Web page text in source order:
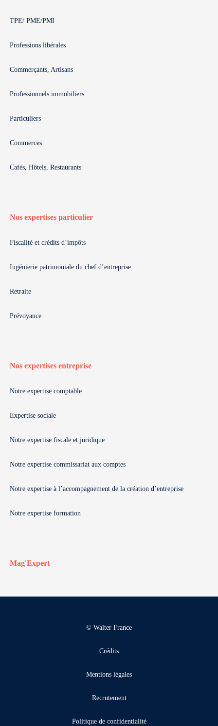
TPE/ PME/PMI
Professions libérales
Commerçants, Artisans
Professionnels immobiliers
Particuliers
Commerces
Cafés, Hôtels, Restaurants
Nos expertises particulier
Fiscalité et crédits d’impôts
Ingénierie patrimoniale du chef d’entreprise
Retraite
Prévoyance
Nos expertises entreprise
Notre expertise comptable
Expertise sociale
Notre expertise fiscale et juridique
Notre expertise commissariat aux comptes
Notre expertise à l’accompagnement de la création d’entreprise
Notre expertise formation
Mag'Expert
© Walter France
Crédits
Mentions légales
Recrutement
Politique de confidentialité